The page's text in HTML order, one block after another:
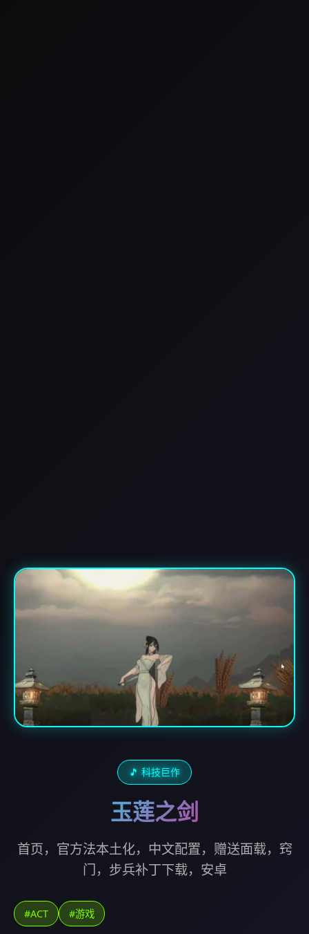
🎵 科技巨作
玉莲之剑
首页，官方法本土化，中文配置，赠送面载，窍
门，步兵补丁下载，安卓
#ACT #游戏